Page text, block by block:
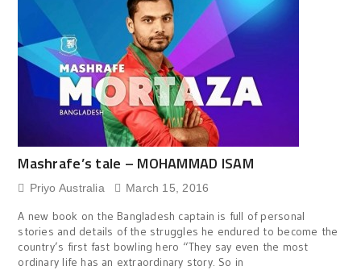
Mashrafe’s tale – MOHAMMAD ISAM
Priyo Australia March 15, 2016
A new book on the Bangladesh captain is full of personal
stories and details of the struggles he endured to become the
country’s first fast bowling hero “They say even the most
ordinary life has an extraordinary story. So in